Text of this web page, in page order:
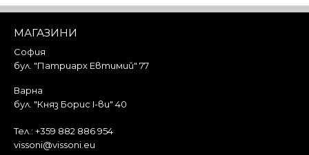
Добави в кошницата
МАГАЗИНИ
София
бул. "Патриарх Евтимий" 77
Варна
бул. "Княз Борис I-ви" 40
Тел.: +359 882 886 954
vissoni@vissoni.eu